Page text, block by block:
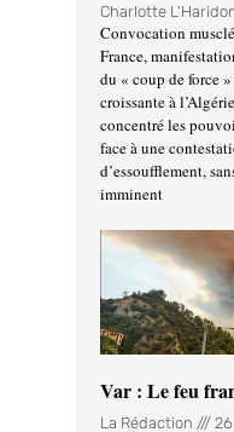
Charlotte
Convocation
France,
du « coup de force
croissante à
concentré les
face à une
d’essoufflement,
imminent
Var : Le feu
La Rédaction